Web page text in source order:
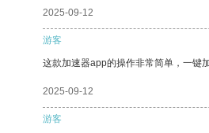
2025-09-12
游客
这款加速器app的操作非常简单，一键
2025-09-12
游客